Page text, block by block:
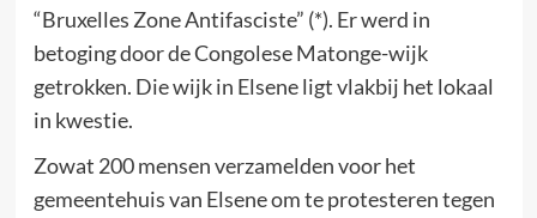
“Bruxelles Zone Antifasciste” (*). Er werd in
betoging door de Congolese Matonge-wijk
getrokken. Die wijk in Elsene ligt vlakbij het lokaal
in kwestie.
Zowat 200 mensen verzamelden voor het
gemeentehuis van Elsene om te protesteren tegen